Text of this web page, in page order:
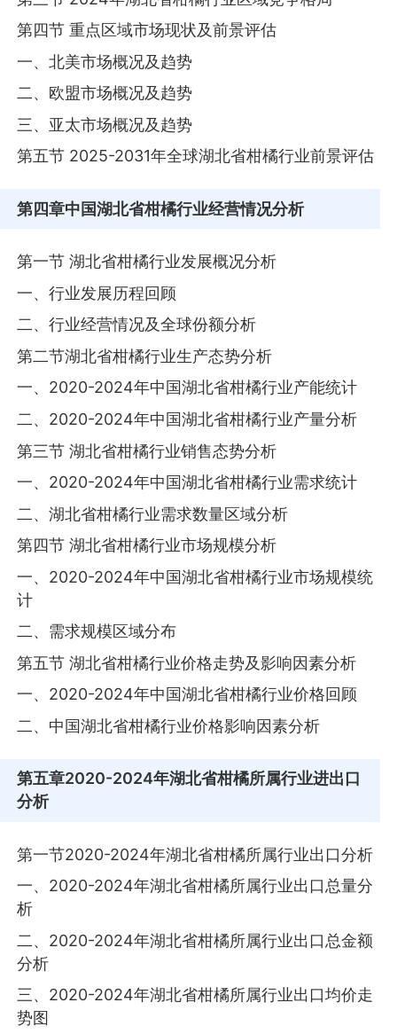
第四节 重点区域市场现状及前景评估
一、北美市场概况及趋势
二、欧盟市场概况及趋势
三、亚太市场概况及趋势
第五节 2025-2031年全球湖北省柑橘行业前景评估
第四章中国湖北省柑橘行业经营情况分析
第一节 湖北省柑橘行业发展概况分析
一、行业发展历程回顾
二、行业经营情况及全球份额分析
第二节湖北省柑橘行业生产态势分析
一、2020-2024年中国湖北省柑橘行业产能统计
二、2020-2024年中国湖北省柑橘行业产量分析
第三节 湖北省柑橘行业销售态势分析
一、2020-2024年中国湖北省柑橘行业需求统计
二、湖北省柑橘行业需求数量区域分析
第四节 湖北省柑橘行业市场规模分析
一、2020-2024年中国湖北省柑橘行业市场规模统
计
二、需求规模区域分布
第五节 湖北省柑橘行业价格走势及影响因素分析
一、2020-2024年中国湖北省柑橘行业价格回顾
二、中国湖北省柑橘行业价格影响因素分析
第五章2020-2024年湖北省柑橘所属行业进出口
分析
第一节2020-2024年湖北省柑橘所属行业出口分析
一、2020-2024年湖北省柑橘所属行业出口总量分
析
二、2020-2024年湖北省柑橘所属行业出口总金额
分析
三、2020-2024年湖北省柑橘所属行业出口均价走
势图